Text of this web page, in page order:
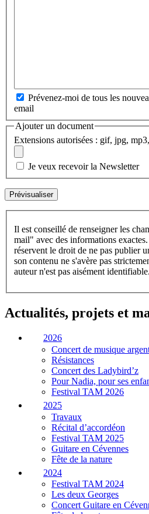
Prévenez-moi de tous les
email
Ajouter un document
Extensions autorisées : gif, jpg,
Je veux recevoir la Newsletter
Il est conseillé de renseigner les
mail" avec des informations
réservent le droit de ne pas publier
son contenu ne s'avère pas
auteur n'est pas aisément identifiable.
Actualités, projets et
2026
Concert de musique
Résistances
Concert des Ladybird’z
Pour Nadia, pour ses
Festival TAM 2026
2025
Travaux
Récital d’accordéon
Festival TAM 2025
Guitare en Cévennes
Fête de la nature
2024
Festival TAM 2024
Les deux Georges
Concert Guitare en